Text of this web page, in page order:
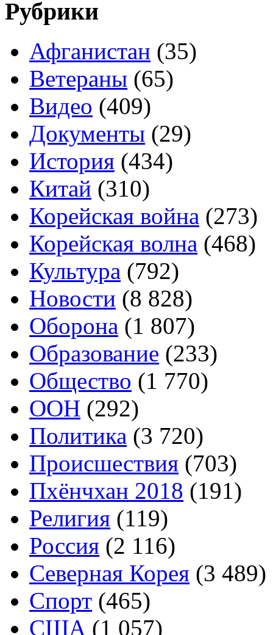
Рубрики
Афганистан (35)
Ветераны (65)
Видео (409)
Документы (29)
История (434)
Китай (310)
Корейская война (273)
Корейская волна (468)
Культура (792)
Новости (8 828)
Оборона (1 807)
Образование (233)
Общество (1 770)
ООН (292)
Политика (3 720)
Происшествия (703)
Пхёнчхан 2018 (191)
Религия (119)
Россия (2 116)
Северная Корея (3 489)
Спорт (465)
США (1 057)